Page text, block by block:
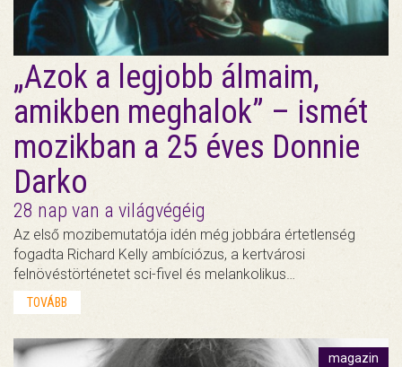
„Azok a legjobb álmaim,
amikben meghalok” – ismét
mozikban a 25 éves Donnie
Darko
28 nap van a világvégéig
Az első mozibemutatója idén még jobbára értetlenség
fogadta Richard Kelly ambíciózus, a kertvárosi
felnövéstörténetet sci-fivel és melankolikus…
TOVÁBB
magazin